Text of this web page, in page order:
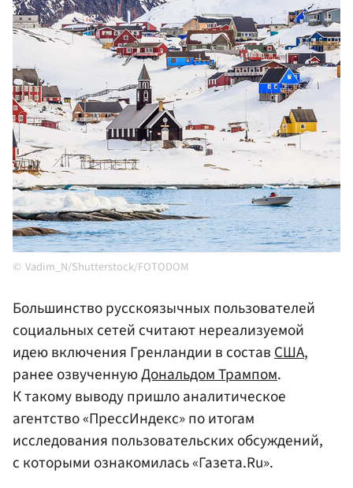
Vadim_N/Shutterstock/FOTODOM
Большинство русскоязычных пользователей
социальных сетей считают нереализуемой
идею включения Гренландии в составСША,
ранее озвученнуюДональдом Трампом.
К такому выводу пришло аналитическое
агентство «ПрессИндекс» по итогам
исследования пользовательских обсуждений,
с которыми ознакомилась «Газета.Ru».